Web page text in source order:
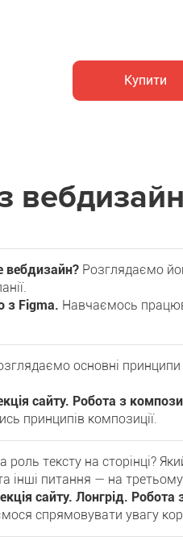
Купити
вебдизайн? Розглядаємо
з Figma. Навчаємось
основні
сайту. Робота з
принципів композиції.
роль тексту на сторінці?
інші питання — на
сайту. Лонгрід. Робота
спрямовувати увагу